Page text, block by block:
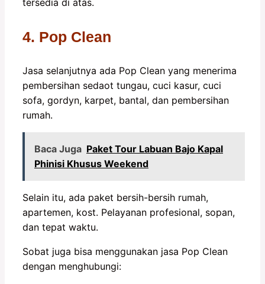
tersedia di atas.
4. Pop Clean
Jasa selanjutnya ada Pop Clean yang menerima
pembersihan sedaot tungau, cuci kasur, cuci
sofa, gordyn, karpet, bantal, dan pembersihan
rumah.
Baca Juga Paket Tour Labuan Bajo Kapal
Phinisi Khusus Weekend
Selain itu, ada paket bersih-bersih rumah,
apartemen, kost. Pelayanan profesional, sopan,
dan tepat waktu.
Sobat juga bisa menggunakan jasa Pop Clean
dengan menghubungi: